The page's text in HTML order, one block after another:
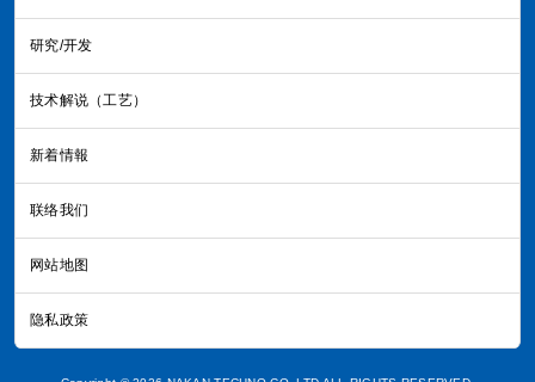
研究/开发
技术解说（工艺）
新着情報
联络我们
网站地图
隐私政策